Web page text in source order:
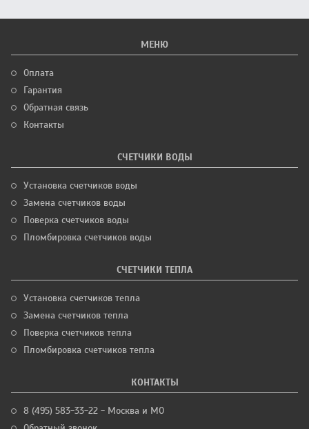
МЕНЮ
Оплата
Гарантия
Обратная связь
Контакты
СЧЕТЧИКИ ВОДЫ
Установка счетчиков воды
Замена счетчиков воды
Поверка счетчиков воды
Пломбировка счетчиков воды
СЧЕТЧИКИ ТЕПЛА
Установка счетчиков тепла
Замена счетчиков тепла
Поверка счетчиков тепла
Пломбировка счетчиков тепла
КОНТАКТЫ
8 (495) 583-33-22 - Москва и МО